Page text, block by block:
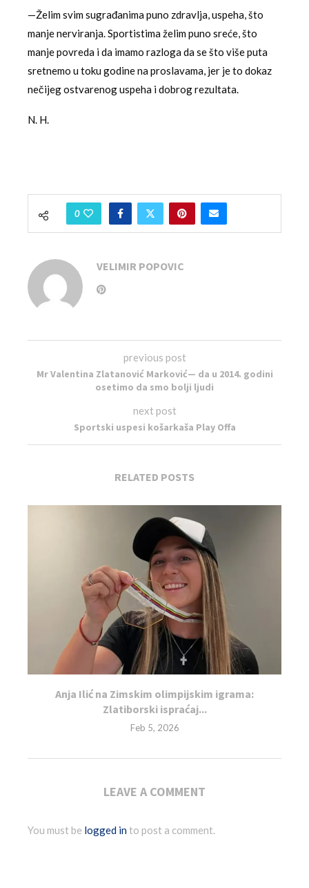
—Želim svim sugrađanima puno zdravlja, uspeha, što
manje nerviranja. Sportistima želim puno sreće, što
manje povreda i da imamo razloga da se što više puta
sretnemo u toku godine na proslavama, jer je to dokaz
nečijeg ostvarenog uspeha i dobrog rezultata.
N. H.
0
VELIMIR POPOVIC
previous post
Mr Valentina Zlatanović Marković— da u 2014. godini
osetimo da smo bolji ljudi
next post
Sportski uspesi košarkaša Play Offa
RELATED POSTS
Anja Ilić na Zimskim olimpijskim igrama:
Zlatiborski ispraćaj...
Feb 5, 2026
LEAVE A COMMENT
You must be logged into post a comment.